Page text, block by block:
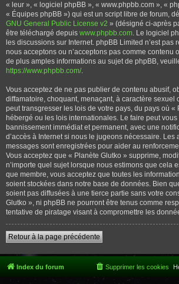
« leur », « logiciel phpBB », « www.phpbb.com », «
« Équipes phpBB ») qui est un script libre de forum,
GNU General Public License v2 » (désigné ci-après
être téléchargé depuis www.phpbb.com. Le logiciel
les discussions sur Internet. phpBB Limited n’est pas
nous acceptons ou n’acceptons pas comme contenu
de plus amples informations au sujet de phpBB,
https://www.phpbb.com/.
Vous acceptez de ne pas publier de contenu abusif,
diffamatoire, choquant, menaçant, à caractère sexuel
peut transgresser les lois de votre pays, du pays où «
hébergé ou les lois internationales. Le faire peut vous
bannissement immédiat et permanent, avec une
d’accès à Internet si nous le jugeons nécessaire. Les
messages sont enregistrées pour aider au
Vous acceptez que « Planète Glutko » supprime,
n’importe quel sujet lorsque nous estimons que cela
que membre, vous acceptez que toutes les
soient stockées dans notre base de données. Bien
soient pas diffusées à une tierce partie sans votre
Glutko », ni phpBB ne pourront être tenus comme
tentative de piratage visant à compromettre les
Retour à la page précédente
Index du forum Supprimer les cookies